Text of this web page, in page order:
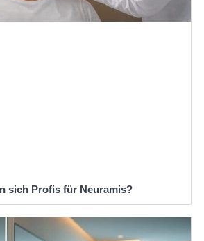
sich Profis für Neuramis?